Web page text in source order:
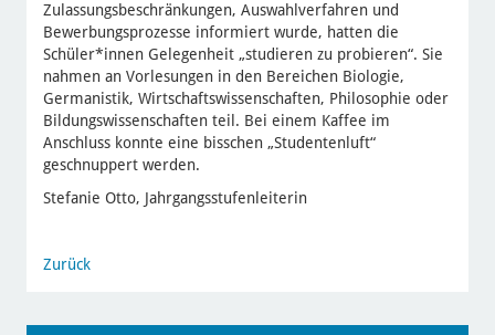
Zulassungsbeschränkungen, Auswahlverfahren und
Bewerbungsprozesse informiert wurde, hatten die
Schüler*innen Gelegenheit „studieren zu probieren“. Sie
nahmen an Vorlesungen in den Bereichen Biologie,
Germanistik, Wirtschaftswissenschaften, Philosophie oder
Bildungswissenschaften teil. Bei einem Kaffee im
Anschluss konnte eine bisschen „Studentenluft“
geschnuppert werden.
Stefanie Otto, Jahrgangsstufenleiterin
Zurück